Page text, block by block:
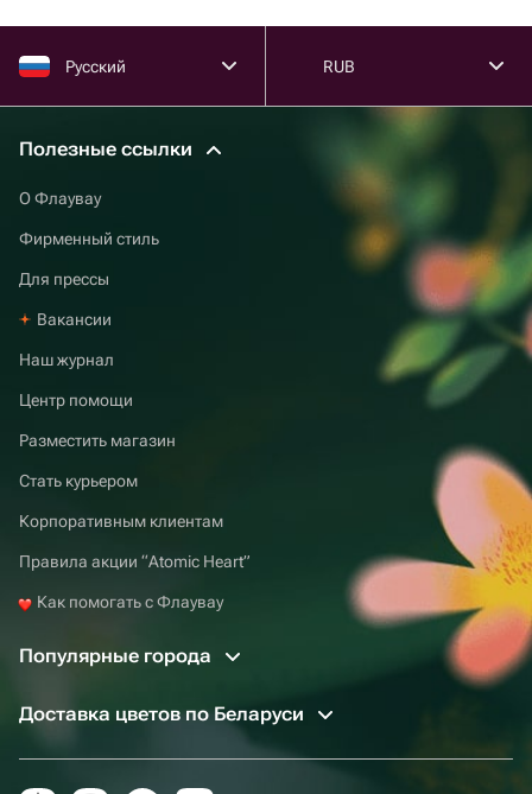
Русский RUB
Полезные ссылки
О Флаувау
Фирменный стиль
Для прессы
Вакансии
Наш журнал
Центр помощи
Разместить магазин
Стать курьером
Корпоративным клиентам
Правила акции “Atomic Heart”
Как помогать с Флаувау
Популярные города
Доставка цветов по Беларуси